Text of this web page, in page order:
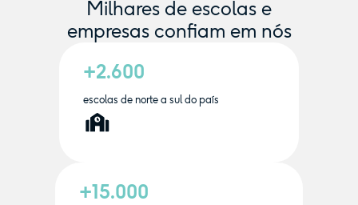
Milhares de escolas e
empresas confiam em nós
+2.600
escolas de norte a sul do país
+15.000